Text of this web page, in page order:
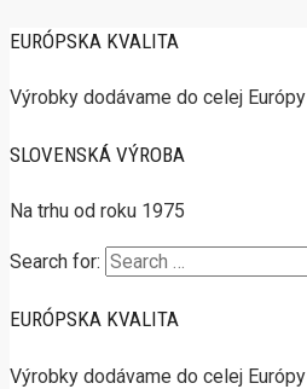
EURÓPSKA KVALITA
Výrobky dodávame do celej Európy
SLOVENSKÁ VÝROBA
Na trhu od roku 1975
Search for:
EURÓPSKA KVALITA
Výrobky dodávame do celej Európy